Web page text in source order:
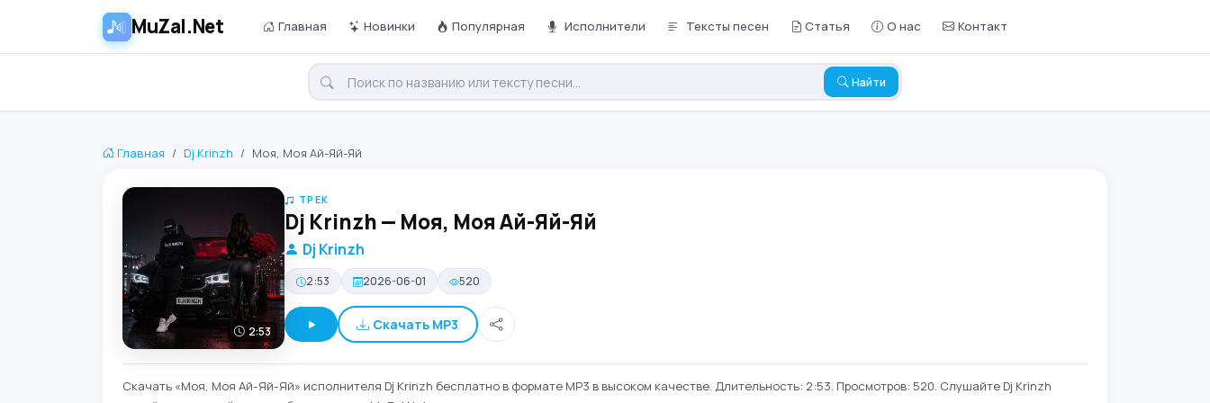
MuZal.Net Главная Новинки Популярная Исполнители Тексты песен Статья О нас Контакт
Найти
Главная Dj Krinzh Моя, Моя Ай-Яй-Яй
2:53
ТРЕК
Dj Krinzh — Моя, Моя Ай-Яй-Яй
Dj Krinzh
2:53 2026-06-01 520
Скачать MP3
Скачать «Моя, Моя Ай-Яй-Яй» исполнителя Dj Krinzh бесплатно в формате MP3 в высоком качестве. Длительность: 2:53. Просмотров: 520. Слушайте Dj Krinzh